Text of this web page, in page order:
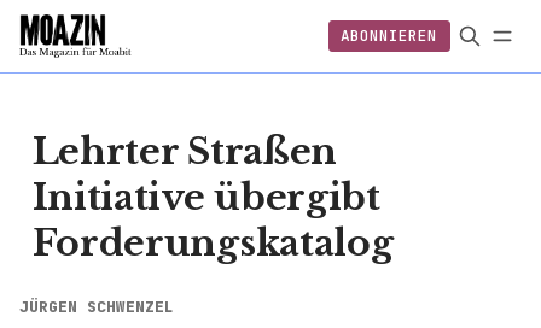
ABONNIEREN
EINLOGGEN
ABONNIEREN
Lehrter Straßen
Initiative übergibt
Forderungskatalog
JÜRGEN SCHWENZEL